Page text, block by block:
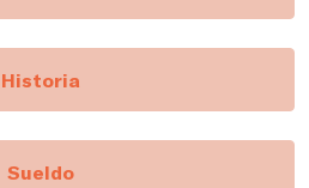
Historia
Sueldo